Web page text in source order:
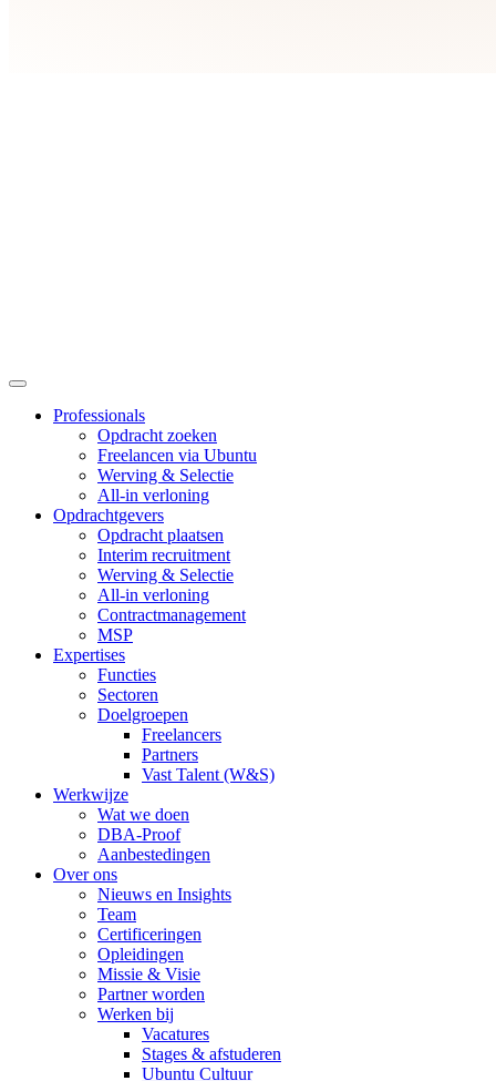
Professionals
Opdracht zoeken
Freelancen via Ubuntu
Werving & Selectie
All-in verloning
Opdrachtgevers
Opdracht plaatsen
Interim recruitment
Werving & Selectie
All-in verloning
Contractmanagement
MSP
Expertises
Functies
Sectoren
Doelgroepen
Freelancers
Partners
Vast Talent (W&S)
Werkwijze
Wat we doen
DBA-Proof
Aanbestedingen
Over ons
Nieuws en Insights
Team
Certificeringen
Opleidingen
Missie & Visie
Partner worden
Werken bij
Vacatures
Stages & afstuderen
Ubuntu Cultuur